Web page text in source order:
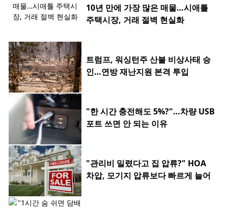
10년 만에 가장 많은 매물…시애틀
주택시장, 거래 절벽 현실화
트럼프, 워싱턴주 산불 비상사태 승
인…연방 재난지원 본격 투입
"한 시간 충전해도 5%?"…차량 USB
포트 쓰면 안 되는 이유
"관리비 밀렸다고 집 압류?" HOA
차압, 모기지 압류보다 빠르게 늘어